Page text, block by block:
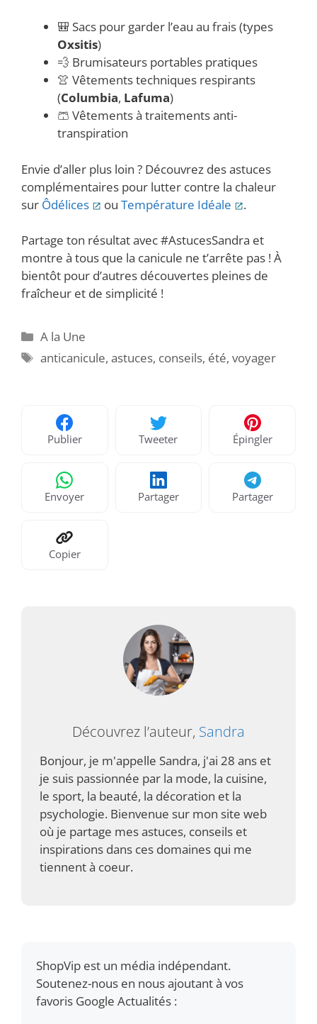
🎒 Sacs pour garder l’eau au frais (types
Oxsitis)
💨 Brumisateurs portables pratiques
👚 Vêtements techniques respirants
(Columbia, Lafuma)
🩳 Vêtements à traitements anti-
transpiration
Envie d’aller plus loin ? Découvrez des astuces
complémentaires pour lutter contre la chaleur
sur Ôdélices ou Température Idéale .
Partage ton résultat avec #AstucesSandra et
montre à tous que la canicule ne t’arrête pas ! À
bientôt pour d’autres découvertes pleines de
fraîcheur et de simplicité !
Catégories
A la Une
Étiquettes
anticanicule,astuces, conseils, été,voyager
Publier Tweeter Épingler
Envoyer Partager Partager
Copier
Découvrez l’auteur, Sandra
Bonjour, je m'appelle Sandra, j'ai 28 ans et
je suis passionnée par la mode, la cuisine,
le sport, la beauté, la décoration et la
psychologie. Bienvenue sur mon site web
où je partage mes astuces, conseils et
inspirations dans ces domaines qui me
tiennent à coeur.
ShopVip est un média indépendant.
Soutenez-nous en nous ajoutant à vos
favoris Google Actualités :